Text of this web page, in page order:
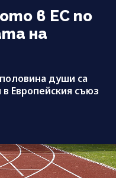
в ЕС по
на
души са
Европейския съюз